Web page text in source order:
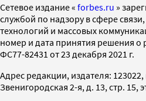
Cетевое издание « forbes.ru »
службой по надзору в сфере
технологий и массовых
номер и дата принятия решения о
ФС77-82431 от 23 декабря 2021 г.
Адрес редакции, издателя: 123022,
Звенигородская 2-я, д. 13, стр. 15,